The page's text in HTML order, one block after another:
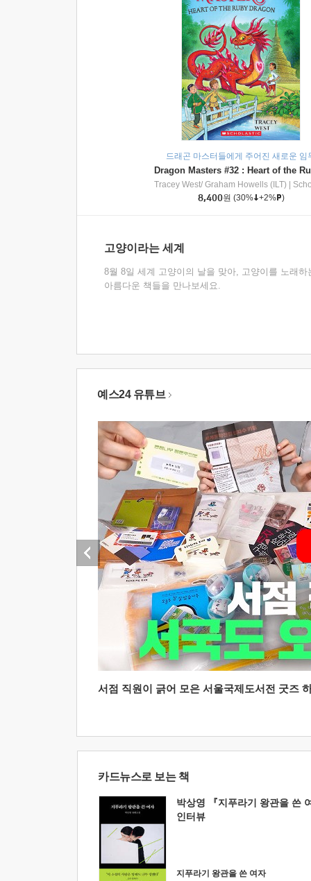
드래곤 마스터들에게 주어진 새로운 임
Tracey West/ Graham Howells (ILT)
8,400원 (30% +2% )
고양이라는 세계
8월 8일 세계 고양이의 날을 맞아, 고양이를 노래하
아름다운 책들을 만나보세요.
예스24 유튜브
서점 직원이 긁어 모은 서울국제도서전 굿즈
카드뉴스로 보는 책
박상영 『지푸라기 왕관을 쓴
인터뷰
지푸라기 왕관을 쓴 여자